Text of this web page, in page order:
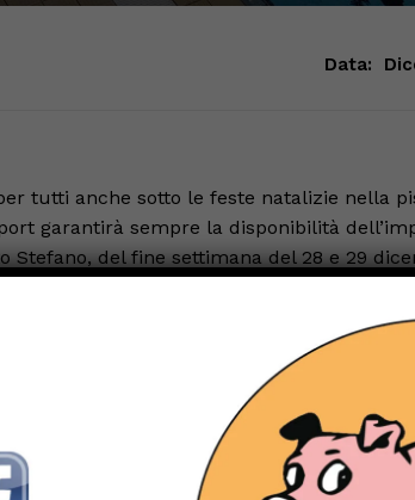
Data:
tutti anche sotto le feste natalizie nella
garantirà sempre la disponibilità
Stefano, del fine settimana del 28 e 29
i corsi della scuola di nuoto, che saranno
del nuoto libero e dell’acquafitness, che
diverse. La piscina comunale sarà aperta
27, lunedì 30 e martedì 31 dicembre,
5 gennaio, dalle ore 8.30 alle ore
lunedì 23 dicembre, alle ore 11.30